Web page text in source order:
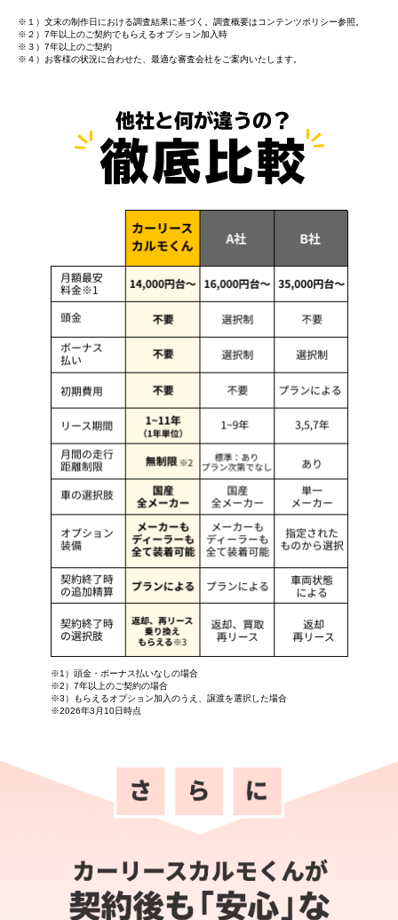
※１）文末の制作日における調査結果に基づく。調査概要はコンテンツポリシー参照。
※２）7年以上のご契約でもらえるオプション加入時
※３）7年以上のご契約
※４）お客様の状況に合わせた、最適な審査会社をご案内いたします。
※1）頭金・ボーナス払いなしの場合
※2）7年以上のご契約の場合
※3）もらえるオプション加入のうえ、譲渡を選択した場合
※2026年3月10日時点